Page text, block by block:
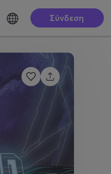
Σύνδεση